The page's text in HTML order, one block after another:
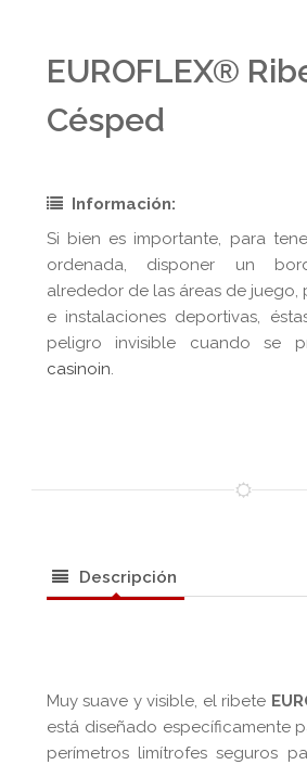
EUROFLEX®
Césped
Información:
Si bien es importante, para
ordenada, disponer un
alrededor de las áreas de juego,
e instalaciones deportivas,
peligro invisible cuando se
casinoin.
Descripción
Muy suave y visible, el ribete
está diseñado específicamente
perímetros limítrofes seguros